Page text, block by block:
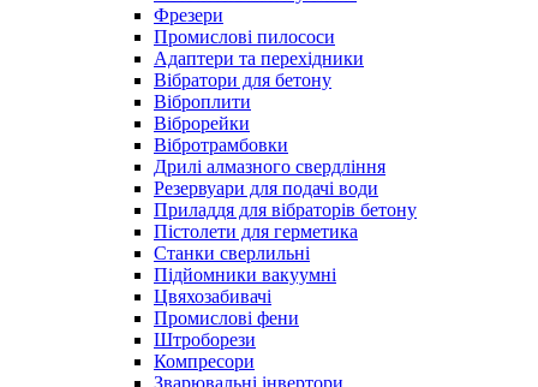
Фрезери
Промислові пилососи
Адаптери та перехідники
Вібратори для бетону
Віброплити
Віброрейки
Вібротрамбовки
Дрилі алмазного свердління
Резервуари для подачі води
Приладдя для вібраторів бетону
Пістолети для герметика
Станки сверлильні
Підйомники вакуумні
Цвяхозабивачі
Промислові фени
Штроборези
Компресори
Зварювальні інвертори